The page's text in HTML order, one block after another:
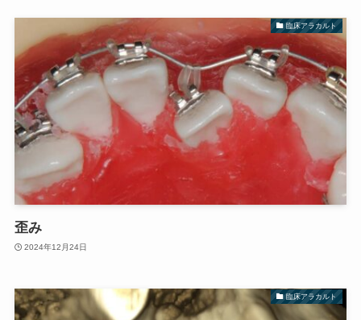
臨床アラカルト
歪み
2024年12月24日
臨床アラカルト